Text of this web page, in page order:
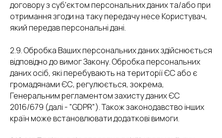
договору з суб'єктом персональних даних та/або при
отримання згоди на таку передачу несе Користувач,
який передав персональні дані.
2.9. Обробка Ваших персональних даних здійснюється
відповідно до вимог Закону. Обробка персональних
даних осіб, які перебувають на території ЄС або є
громадянами ЄС, регулюється, зокрема,
Генеральним регламентом захисту даних ЄС
2016/679 (далі - "GDPR"). Також законодавство інших
країн може встановлювати додаткові вимоги.